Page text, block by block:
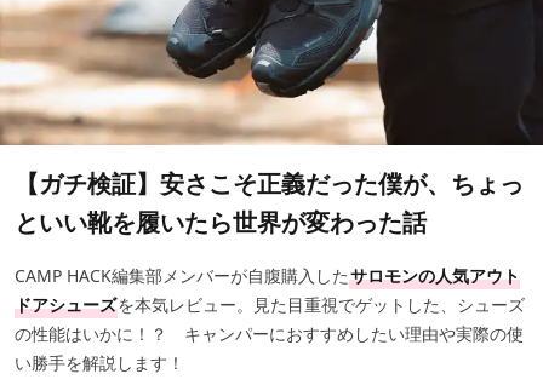
【ガチ検証】安さこそ正義だった僕が、ちょっ
といい靴を履いたら世界が変わった話
CAMP HACK編集部メンバーが自腹購入したサロモンの人気アウト
ドアシューズを本気レビュー。見た目重視でゲットした、シューズ
の性能はいかに！？ キャンパーにおすすめしたい理由や実際の使
い勝手を解説します！